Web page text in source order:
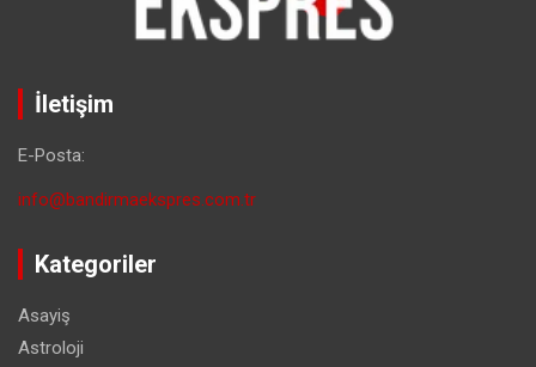
İletişim
E-Posta:
info@bandirmaekspres.com.tr
Kategoriler
Asayiş
Astroloji